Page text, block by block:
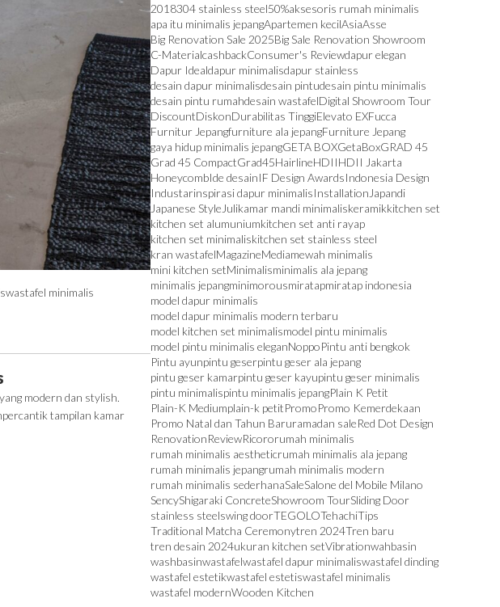
wastafel minimalis
modern dan stylish.
tampilan kamar
2018304 stainless steel50%aksesoris rumah minimalis
apa itu minimalis jepangApartemen kecilAsiaAsse
Big Renovation Sale 2025Big Sale Renovation Showroom
C-MaterialcashbackConsumer's Reviewdapur elegan
Dapur Idealdapur minimalisdapur stainless
desain dapur minimalisdesain pintudesain pintu minimalis
desain pintu rumahdesain wastafelDigital Showroom Tour
DiscountDiskonDurabilitas TinggiElevato EXFucca
Furnitur Jepangfurniture ala jepangFurniture Jepang
gaya hidup minimalis jepangGETA BOXGetaBoxGRAD 45
Grad 45 CompactGrad45HairlineHDIIHDII Jakarta
HoneycombIde desainIF Design AwardsIndonesia Design
Industarinspirasi dapur minimalisInstallation Japandi
Japanese Style Julikamar mandi minimaliskeramikkitchen set
kitchen set alumuniumkitchen set anti rayap
kitchen set minimaliskitchen set stainless steel
kran wastafelMagazineMediamewah minimalis
mini kitchen setMinimalisminimalis ala jepang
minimalis jepangminimorousmiratapmiratap indonesia
model dapur minimalis
model dapur minimalis modern terbaru
model kitchen set minimalismodel pintu minimalis
model pintu minimalis eleganNoppoPintu anti bengkok
Pintu ayunpintu geserpintu geser ala jepang
pintu geser kamarpintu geser kayupintu geser minimalis
pintu minimalispintu minimalis jepangPlain K Petit
Plain-K Mediumplain-k petitPromoPromo Kemerdekaan
Promo Natal dan Tahun Baruramadan saleRed Dot Design
RenovationReviewRicororumah minimalis
rumah minimalis aestheticrumah minimalis ala jepang
rumah minimalis jepangrumah minimalis modern
rumah minimalis sederhanaSaleSalone del Mobile Milano
SencyShigaraki ConcreteShowroom TourSliding Door
stainless steelswing doorTEGOLOTehachiTips
Traditional Matcha Ceremonytren 2024Tren baru
tren desain 2024ukuran kitchen setVibrationwahbasin
washbasinwastafelwastafel dapur minimaliswastafel dinding
wastafel estetikwastafel estetiswastafel minimalis
wastafel modernWooden Kitchen